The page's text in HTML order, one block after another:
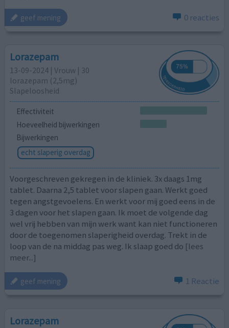
geef mening 0 reacties
Lorazepam
13-09-2024 | Vrouw | 30
lorazepam (2,5mg)
Slapeloosheid
Effectiviteit
Hoeveelheid bijwerkingen
Bijwerkingen
echt slaperig overdag
Voorgeschreven gekregen in de kliniek. 3x daags 1mg
tablet. Daarna 2,5 tablet voor slapen gaan. Werkt goed
tegen angstgevoelens. En werkt voor mij goed eens in de
3 dagen voor het slapen gaan. Ik moet de volgende dag
wel vrij hebben van mijn werk want kan niet functioneren
door de toegenomen slaperigheid overdag. Trekt in de
loop van de na middag pas weg. Ik slaap goed do [lees
meer...]
geef mening 1 Reactie
Lorazepam